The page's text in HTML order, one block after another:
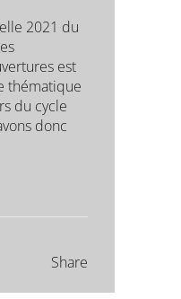
2021 du
est
thématique
du cycle
donc
Share